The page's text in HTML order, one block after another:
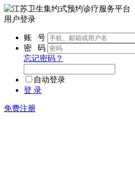
用户登录
账 号
密 码
忘记密码？
自动登录
登 录
免费注册